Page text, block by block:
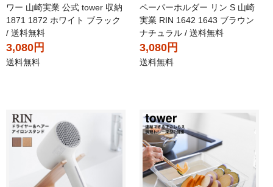
ワー 山崎実業 公式 tower 収納
1871 1872 ホワイト ブラック
/ 送料無料
3,080円
送料無料
ペーパーホルダー リン S 山崎
実業 RIN 1642 1643 ブラウン
ナチュラル / 送料無料
3,080円
送料無料